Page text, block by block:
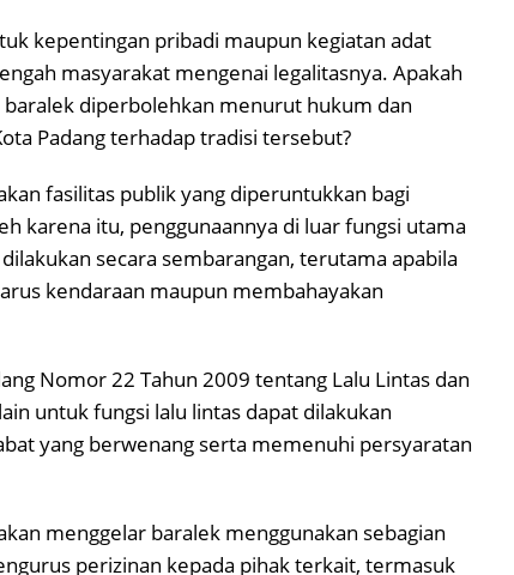
kepentingan pribadi maupun kegiatan adat
masyarakat mengenai legalitasnya. Apakah
baralek diperbolehkan menurut hukum dan
Padang terhadap tradisi tersebut?
fasilitas publik yang diperuntukkan bagi
karena itu, penggunaannya di luar fungsi utama
secara sembarangan, terutama apabila
kendaraan maupun membahayakan
Nomor 22 Tahun 2009 tentang Lalu Lintas dan
untuk fungsi lalu lintas dapat dilakukan
yang berwenang serta memenuhi persyaratan
menggelar baralek menggunakan sebagian
perizinan kepada pihak terkait, termasuk